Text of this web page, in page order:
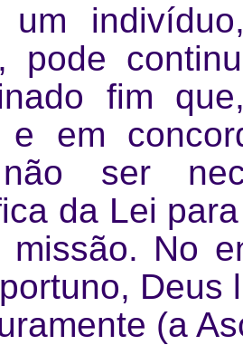
um
pode
fim
e em
ser
da Lei
missão. No
Deus
(a